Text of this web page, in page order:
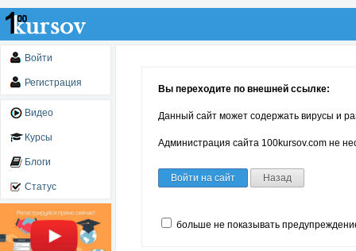
Войти
Регистрация
Видео
Курсы
Блоги
Статус
Вы переходите по внешней ссылке:
Данный сайт может содержать вирусы и
Администрация сайта 100kursov.com не
Войти на сайт Назад
больше не показывать